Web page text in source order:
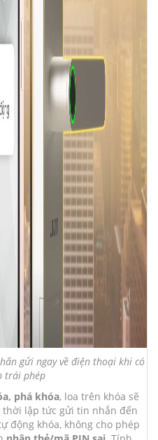
gửi ngay về điện thoại khi có
trái phép
phá khóa, loa trên khóa sẽ
lập tức gửi tin nhắn đến
động khóa, không cho phép